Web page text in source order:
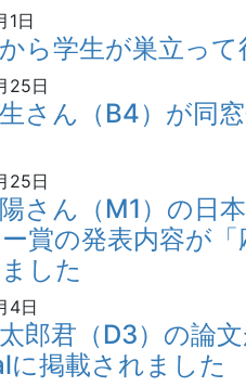
1日
ら学生が巣立って
25日
さん（B4）が同
25日
さん（M1）の日
賞の発表内容が
した
4日
郎君（D3）の論
に掲載されました